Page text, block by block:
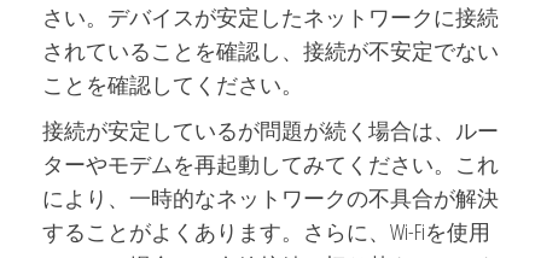
さい。デバイスが安定したネットワークに接続
されていることを確認し、接続が不安定でない
ことを確認してください。
接続が安定しているが問題が続く場合は、ルー
ターやモデムを再起動してみてください。これ
により、一時的なネットワークの不具合が解決
することがよくあります。さらに、Wi-Fiを使用